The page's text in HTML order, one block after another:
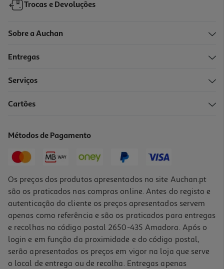
Trocas e Devoluções
Sobre a Auchan
Entregas
Serviços
Cartões
Métodos de Pagamento
Os preços dos produtos apresentados no site Auchan.pt
são os praticados nas compras online. Antes do registo e
autenticação do cliente os preços apresentados servem
apenas como referência e são os praticados para entregas
e recolhas no código postal 2650-435 Amadora. Após o
login e em função da proximidade e do código postal,
serão apresentados os preços em vigor na loja que serve
o local de entrega ou de recolha. Entregas apenas